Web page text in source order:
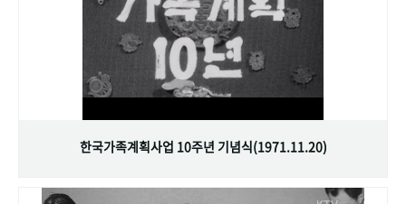
한국가족계획사업 10주년 기념식(1971.11.20)